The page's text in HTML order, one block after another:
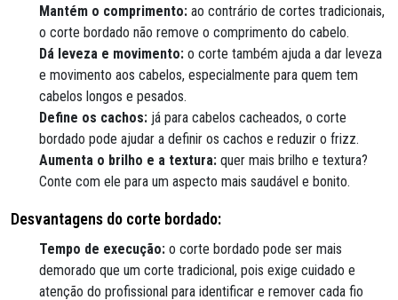
Mantém o comprimento: ao contrário de cortes tradicionais,
o corte bordado não remove o comprimento do cabelo.
Dá leveza e movimento: o corte também ajuda a dar leveza
e movimento aos cabelos, especialmente para quem tem
cabelos longos e pesados.
Define os cachos: já para cabelos cacheados, o corte
bordado pode ajudar a definir os cachos e reduzir o frizz.
Aumenta o brilho e a textura: quer mais brilho e textura?
Conte com ele para um aspecto mais saudável e bonito.
Desvantagens do corte bordado:
Tempo de execução: o corte bordado pode ser mais
demorado que um corte tradicional, pois exige cuidado e
atenção do profissional para identificar e remover cada fio